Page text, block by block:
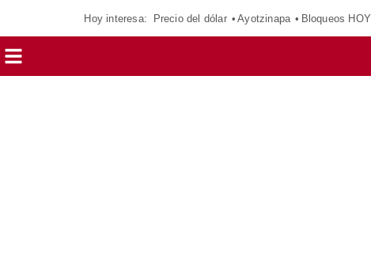
Hoy interesa: Precio del dólar Ayotzinapa Bloqueos HOY